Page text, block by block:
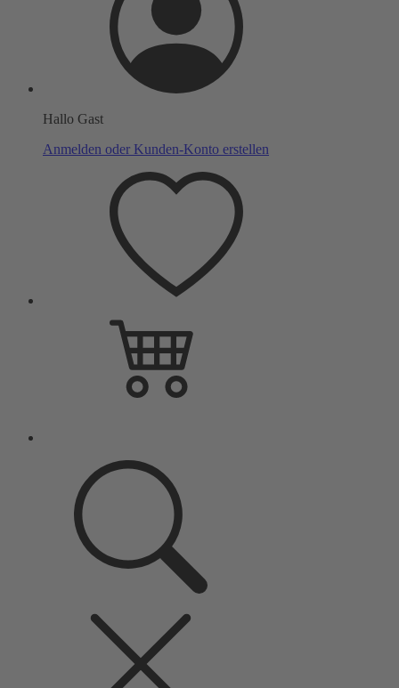
Hallo Gast
Anmelden oder Kunden-Konto erstellen